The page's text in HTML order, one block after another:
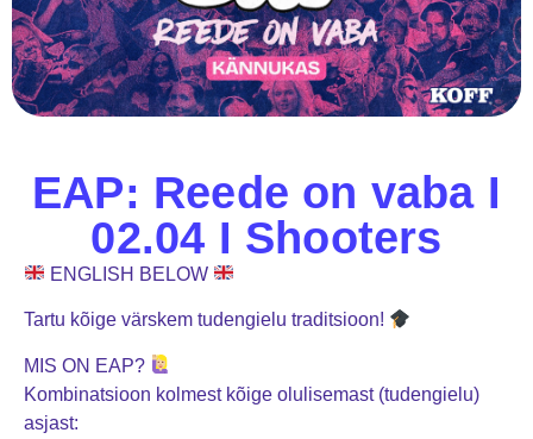
EAP: Reede on vaba I
02.04 I Shooters
ENGLISH BELOW
Tartu kõige värskem tudengielu traditsioon!
MIS ON EAP?
Kombinatsioon kolmest kõige olulisemast (tudengielu)
asjast: